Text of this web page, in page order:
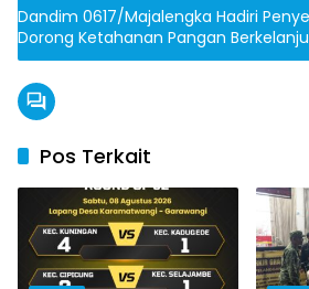
Dandim 0617/Majalengka Hadiri
Dorong Ketahanan Pangan
Pos Terkait